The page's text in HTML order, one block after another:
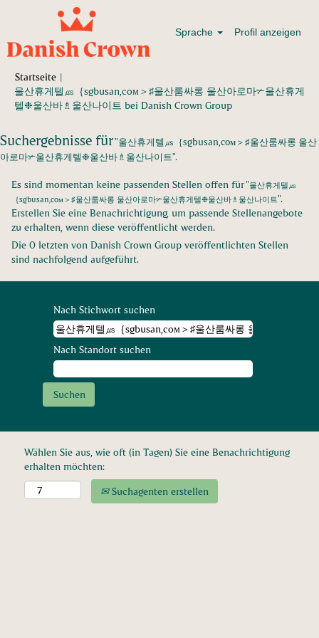
Sprache Profil anzeigen
Startseite |
울산휴게텔㎲｛sgbusan,coᴍ＞♯울산룸싸롱 울산아로마✃울산휴게
텔❉울산바♗울산나이트 bei Danish Crown Group(aktuelle
Suchergebnisse für"울산휴게텔㎲｛sgbusan,coᴍ＞♯울산룸싸롱 울산
아로마✃울산휴게텔❉울산바♗울산나이트".
Es sind momentan keine passenden Stellen offen für "울산휴게텔㎲
｛sgbusan,coᴍ＞♯울산룸싸롱 울산아로마✃울산휴게텔❉울산바♗울산나이트".
Erstellen Sie eine Benachrichtigung, um passende Stellenangebote
zu erhalten, wenn diese veröffentlicht werden.
Die 0 letzten von Danish Crown Group veröffentlichten Stellen
sind nachfolgend aufgeführt.
Nach Stichwort suchen
Nach Standort suchen
Wählen Sie aus, wie oft (in Tagen) Sie eine Benachrichtigung
erhalten möchten:
Suchagenten erstellen